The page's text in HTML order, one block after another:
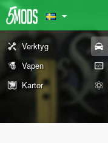
Verktyg
Vapen
Kartor